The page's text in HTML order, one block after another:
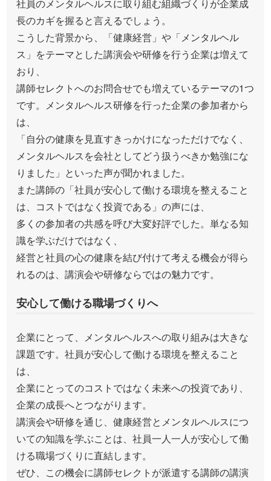
社員のメンタルヘルスに取り組む組織づくりが企業成
長のカギを握ると言えるでしょう。
こうした背景から、「健康経営」や「メンタルヘル
ス」をテーマとした講演会や研修を行う企業は増えて
おり、
講師セレクトへのお問合せでも増えているテーマの1つ
です。メンタルヘルス研修を行った企業の参加者から
は、
「自分の健康を見直すきっかけになっただけでなく、
メンタルヘルスを会社としてどう扱うべきか勉強にな
りました」といった声が聞かれました。
また講師の「社員が安心して働ける環境を整えること
は、コストではなく投資である」の声には、
多くの参加者の共感を呼び大変好評でした。単なる知
識を学ぶだけではなく、
経営と社員の心の健康を結び付けて考える機会が得ら
れるのは、講演会や研修ならではの魅力です。
安心して働ける職場づくりへ
企業にとって、メンタルヘルスへの取り組みは大きな
課題です。社員が安心して働ける環境を整えること
は、
企業にとってのコストではなく未来への投資であり、
企業の成長へとつながります。
講演会や研修を通じ、健康経営とメンタルヘルスにつ
いての知識を学ぶことは、社員一人一人が安心して働
ける職場づくりに直結します。
ぜひ、この機会に講師セレクトが派遣する講師の講演